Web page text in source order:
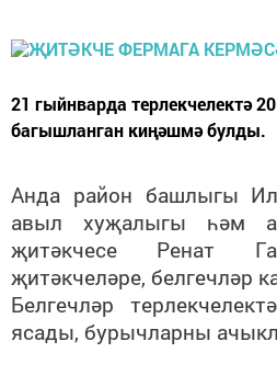
21 гыйнварда терлекчелектә
багышланган киңәшмә булды.
Анда район башлыгы
авыл хуҗалыгы һәм
җитәкчесе Ренат
җитәкчеләре, белгечләр
Белгечләр
ясады, бурычларны